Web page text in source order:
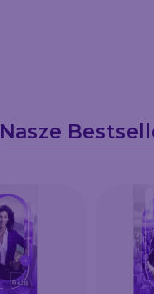
Nasze